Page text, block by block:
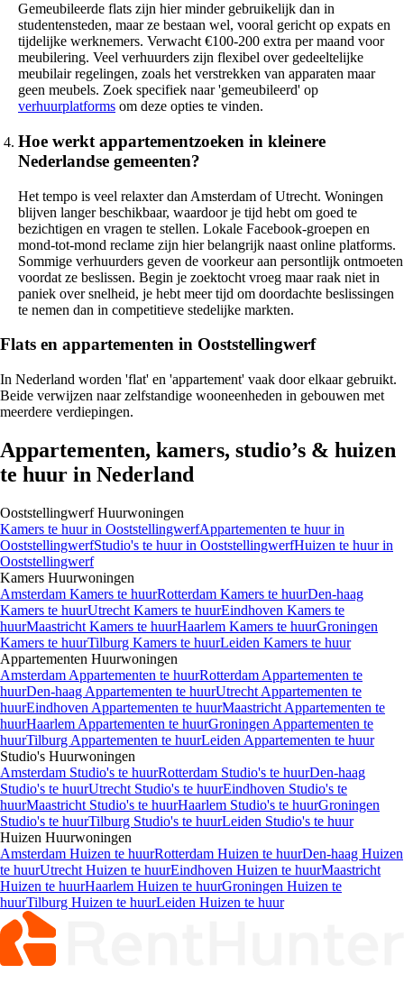
Gemeubileerde flats zijn hier minder gebruikelijk dan in
studentensteden, maar ze bestaan wel, vooral gericht op expats en
tijdelijke werknemers. Verwacht €100-200 extra per maand voor
meubilering. Veel verhuurders zijn flexibel over gedeeltelijke
meubilair regelingen, zoals het verstrekken van apparaten maar
geen meubels. Zoek specifiek naar 'gemeubileerd' op
verhuurplatforms om deze opties te vinden.
Hoe werkt appartementzoeken in kleinere
Nederlandse gemeenten?
Het tempo is veel relaxter dan Amsterdam of Utrecht. Woningen
blijven langer beschikbaar, waardoor je tijd hebt om goed te
bezichtigen en vragen te stellen. Lokale Facebook-groepen en
mond-tot-mond reclame zijn hier belangrijk naast online platforms.
Sommige verhuurders geven de voorkeur aan persontlijk ontmoeten
voordat ze beslissen. Begin je zoektocht vroeg maar raak niet in
paniek over snelheid, je hebt meer tijd om doordachte beslissingen
te nemen dan in competitieve stedelijke markten.
Flats en appartementen in Ooststellingwerf
In Nederland worden 'flat' en 'appartement' vaak door elkaar gebruikt.
Beide verwijzen naar zelfstandige wooneenheden in gebouwen met
meerdere verdiepingen.
Appartementen, kamers, studio’s & huizen
te huur in Nederland
Ooststellingwerf Huurwoningen
Kamers te huur in OoststellingwerfAppartementen te huur in
OoststellingwerfStudio's te huur in OoststellingwerfHuizen te huur in
Ooststellingwerf
Kamers Huurwoningen
Amsterdam Kamers te huurRotterdam Kamers te huurDen-haag
Kamers te huurUtrecht Kamers te huurEindhoven Kamers te
huurMaastricht Kamers te huurHaarlem Kamers te huurGroningen
Kamers te huurTilburg Kamers te huurLeiden Kamers te huur
Appartementen Huurwoningen
Amsterdam Appartementen te huurRotterdam Appartementen te
huurDen-haag Appartementen te huurUtrecht Appartementen te
huurEindhoven Appartementen te huurMaastricht Appartementen te
huurHaarlem Appartementen te huurGroningen Appartementen te
huurTilburg Appartementen te huurLeiden Appartementen te huur
Studio's Huurwoningen
Amsterdam Studio's te huurRotterdam Studio's te huurDen-haag
Studio's te huurUtrecht Studio's te huurEindhoven Studio's te
huurMaastricht Studio's te huurHaarlem Studio's te huurGroningen
Studio's te huurTilburg Studio's te huurLeiden Studio's te huur
Huizen Huurwoningen
Amsterdam Huizen te huurRotterdam Huizen te huurDen-haag Huizen
te huurUtrecht Huizen te huurEindhoven Huizen te huurMaastricht
Huizen te huurHaarlem Huizen te huurGroningen Huizen te
huurTilburg Huizen te huurLeiden Huizen te huur